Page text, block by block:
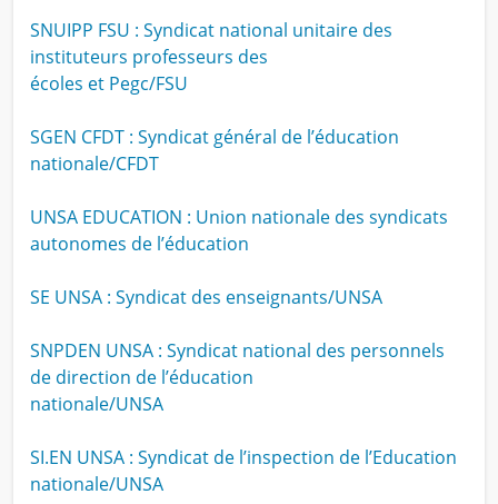
SNUIPP FSU : Syndicat national unitaire des
instituteurs professeurs des
écoles et Pegc/FSU
SGEN CFDT : Syndicat général de l’éducation
nationale/CFDT
UNSA EDUCATION : Union nationale des syndicats
autonomes de l’éducation
SE UNSA : Syndicat des enseignants/UNSA
SNPDEN UNSA : Syndicat national des personnels
de direction de l’éducation
nationale/UNSA
SI.EN UNSA : Syndicat de l’inspection de l’Education
nationale/UNSA